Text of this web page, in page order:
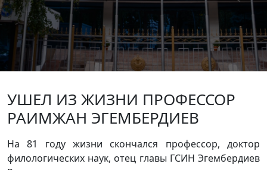
УШЕЛ ИЗ ЖИЗНИ ПРОФЕССОР
РАИМЖАН ЭГЕМБЕРДИЕВ
На 81 году жизни скончался профессор, доктор
филологических наук, отец главы ГСИН Эгембердиев